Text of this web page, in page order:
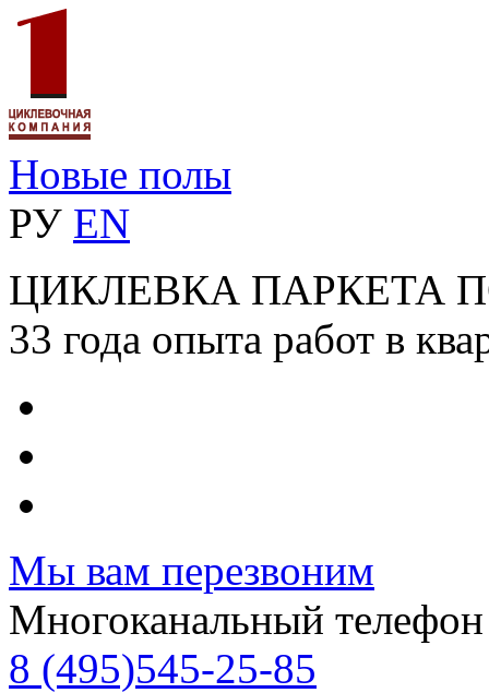
Новые полы
РУ EN
ЦИКЛЕВКА ПАРКЕТА
33 года опыта работ в
Мы вам перезвоним
Многоканальный телефон
8 (495)545-25-85